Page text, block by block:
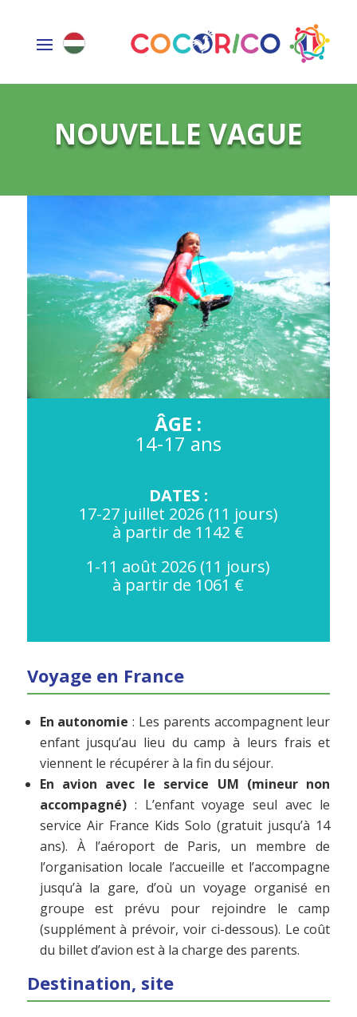
NOUVELLE VAGUE
ÂGE :
14-17 ans
DATES :
17-27 juillet 2026 (11 jours)
à partir de 1142 €
1-11 août 2026 (11 jours)
à partir de 1061 €
Voyage en France
En autonomie : Les parents accompagnent leur
enfant jusqu’au lieu du camp à leurs frais et
viennent le récupérer à la fin du séjour.
En avion avec le service UM (mineur non
accompagné): L’enfant voyage seul avec le
service Air France Kids Solo (gratuit jusqu’à 14
ans). À l’aéroport de Paris, un membre de
l’organisation locale l’accueille et l’accompagne
jusqu’à la gare, d’où un voyage organisé en
groupe est prévu pour rejoindre le camp
(supplément à prévoir, voir ci-dessous). Le coût
du billet d’avion est à la charge des parents.
Destination, site